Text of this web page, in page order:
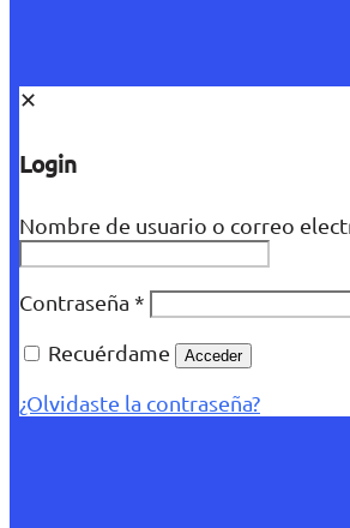
✕
Login
Nombre de usuario o correo
Contraseña *
Recuérdame
Acceder
¿Olvidaste la contraseña?